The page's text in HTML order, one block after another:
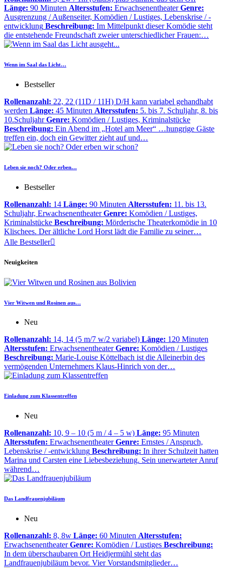
Länge: 90 Minuten Altersstufen: Erwachsenentheater Genre:
Ausgrenzung / Außenseiter, Komödien / Lustiges, Lebenskrise / -
entwicklung Beschreibung: Im Mittelpunkt dieser Komödie steht
die entstehende Freundschaft zweier unterschiedlicher Frauen:…
Wenn im Saal das Licht…
Bestseller
Rollenanzahl: 22, 22 (11D / 11H) D/H kann variabel gehandhabt
werden Länge: 45 Minuten Altersstufen: 5. bis 7. Schuljahr, 8. bis
10.Schuljahr Genre: Komödien / Lustiges, Kriminalstücke
Beschreibung: Ein Abend im „Hotel am Meer“ …hungrige Gäste
treffen ein, doch ein Gewitter zieht auf und…
Leben sie noch? Oder erben…
Bestseller
Rollenanzahl: 14 Länge: 90 Minuten Altersstufen: 11. bis 13.
Schuljahr, Erwachsenentheater Genre: Komödien / Lustiges,
Kriminalstücke Beschreibung: Mörderische Theaterkomödie in 10
Klischees. Der ältliche Lord Horst lädt die Familie zu seiner…
Alle Bestseller
Neuigkeiten
Vier Witwen und Rosinen aus…
Neu
Rollenanzahl: 14, 14 (5 m/7 w/2 variabel) Länge: 120 Minuten
Altersstufen: Erwachsenentheater Genre: Komödien / Lustiges
Beschreibung: Marie-Louise Köttelbach ist die Alleinerbin des
vermögenden Unternehmers Klaus-Hinrich von der…
Einladung zum Klassentreffen
Neu
Rollenanzahl: 10, 9 – 10 (5 m / 4 – 5 w) Länge: 95 Minuten
Altersstufen: Erwachsenentheater Genre: Ernstes / Anspruch,
Lebenskrise / -entwicklung Beschreibung: In ihrer Schulzeit hatten
Marina und Carsten eine Liebesbeziehung. Sein unerwarteter Anruf
während…
Das Landfrauenjubiläum
Neu
Rollenanzahl: 8, 8w Länge: 60 Minuten Altersstufen:
Erwachsenentheater Genre: Komödien / Lustiges Beschreibung:
In dem überschaubaren Ort Heidjermühl steht das
Landfrauenjubiläum bevor. Vier Vorstandsmitglieder…